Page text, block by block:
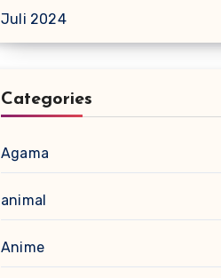
Juli 2024
Categories
Agama
animal
Anime